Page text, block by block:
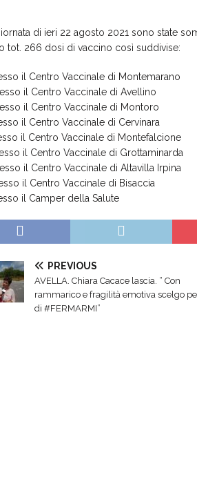
di ieri 22 agosto 2021 sono state
tot. 266 dosi di vaccino così suddivise:
il Centro Vaccinale di Montemarano
il Centro Vaccinale di Avellino
il Centro Vaccinale di Montoro
il Centro Vaccinale di Cervinara
il Centro Vaccinale di Montefalcione
il Centro Vaccinale di Grottaminarda
il Centro Vaccinale di Altavilla Irpina
il Centro Vaccinale di Bisaccia
il Camper della Salute
PREVIOUS
AVELLA. Chiara Cacace lascia. “ Con
rammarico e fragilità emotiva scelgo
di #FERMARMI”